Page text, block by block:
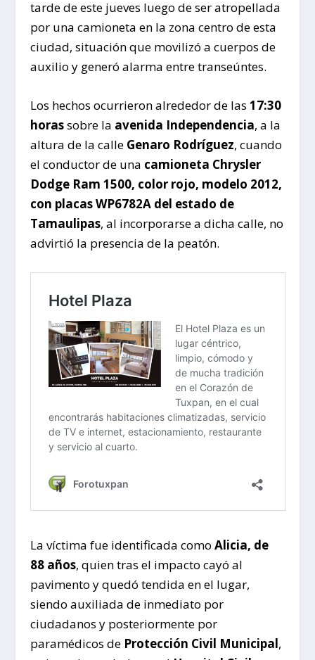
tarde de este jueves luego de ser atropellada
por una camioneta en la zona centro de esta
ciudad, situación que movilizó a cuerpos de
auxilio y generó alarma entre transeúntes.
Los hechos ocurrieron alrededor de las 17:30
horassobre la avenida Independencia, a la
altura de la calle Genaro Rodríguez, cuando
el conductor de una camioneta Chrysler
Dodge Ram 1500, color rojo, modelo 2012,
con placas WP6782A del estado de
Tamaulipas, al incorporarse a dicha calle, no
advirtió la presencia de la peatón.
La víctima fue identificada como Alicia, de
88 años, quien tras el impacto cayó al
pavimento y quedó tendida en el lugar,
siendo auxiliada de inmediato por
ciudadanos y posteriormente por
paramédicos de Protección Civil Municipal,